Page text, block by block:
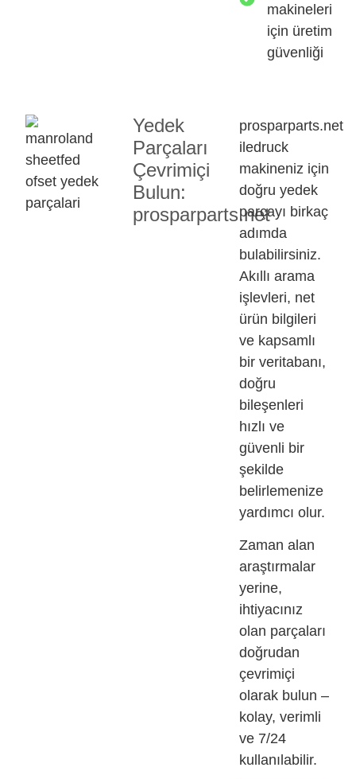
makineleri
için üretim
güvenliği
Yedek
Parçaları
Çevrimiçi
Bulun:
prosparparts.net
prosparparts.net
iledruck
makineniz için
doğru yedek
parçayı birkaç
adımda
bulabilirsiniz.
Akıllı arama
işlevleri, net
ürün bilgileri
ve kapsamlı
bir veritabanı,
doğru
bileşenleri
hızlı ve
güvenli bir
şekilde
belirlemenize
yardımcı olur.
Zaman alan
araştırmalar
yerine,
ihtiyacınız
olan parçaları
doğrudan
çevrimiçi
olarak bulun –
kolay, verimli
ve 7/24
kullanılabilir.